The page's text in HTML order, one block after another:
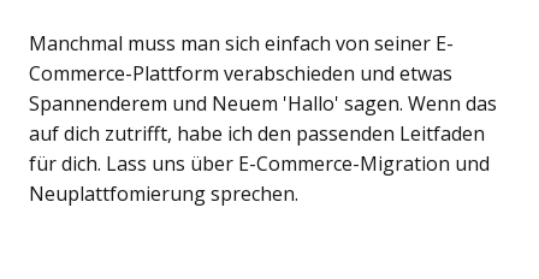
Manchmal muss man sich einfach von seiner E-
Commerce-Plattform verabschieden und etwas
Spannenderem und Neuem 'Hallo' sagen. Wenn das
auf dich zutrifft, habe ich den passenden Leitfaden
für dich. Lass uns über E-Commerce-Migration und
Neuplattfomierung sprechen.